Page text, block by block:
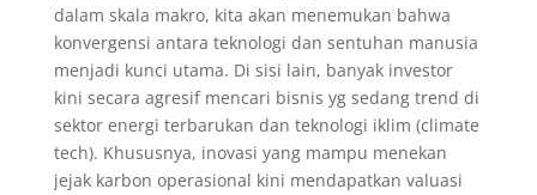
dalam skala makro, kita akan menemukan bahwa
konvergensi antara teknologi dan sentuhan manusia
menjadi kunci utama. Di sisi lain, banyak investor
kini secara agresif mencari bisnis yg sedang trend di
sektor energi terbarukan dan teknologi iklim (climate
tech). Khususnya, inovasi yang mampu menekan
jejak karbon operasional kini mendapatkan valuasi